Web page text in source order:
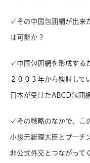
✓その中国包囲網が出来
は可能か？
✓中国包囲網を形成する
２００３年から検討して
日本が受けたABCD包囲
✓その戦略のなかで、こ
小泉元総理大臣とプーチ
非公式外交とつながって